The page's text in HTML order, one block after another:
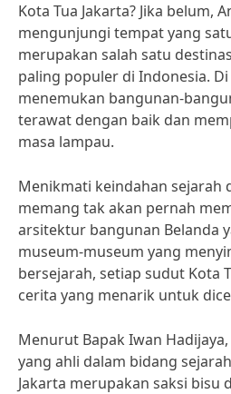
Kota Tua Jakarta? Jika belum,
mengunjungi tempat yang
merupakan salah satu
paling populer di Indonesia.
menemukan bangunan-
terawat dengan baik dan
masa lampau.
Menikmati keindahan sejarah
memang tak akan pernah
arsitektur bangunan Belanda
museum-museum yang
bersejarah, setiap sudut Kota
cerita yang menarik untuk
Menurut Bapak Iwan
yang ahli dalam bidang
Jakarta merupakan saksi bisu